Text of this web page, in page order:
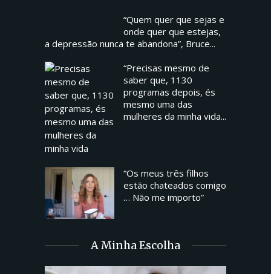
“Quem quer que sejas e
onde quer que estejas,
a depressão nunca te abandona”, Bruce...
“Precisas mesmo de
saber que, 1130
programas depois, és
mesmo uma das
mulheres da minha vida...
“Os meus três filhos
estão chateados comigo
… Não me importo”
A Minha Escolha